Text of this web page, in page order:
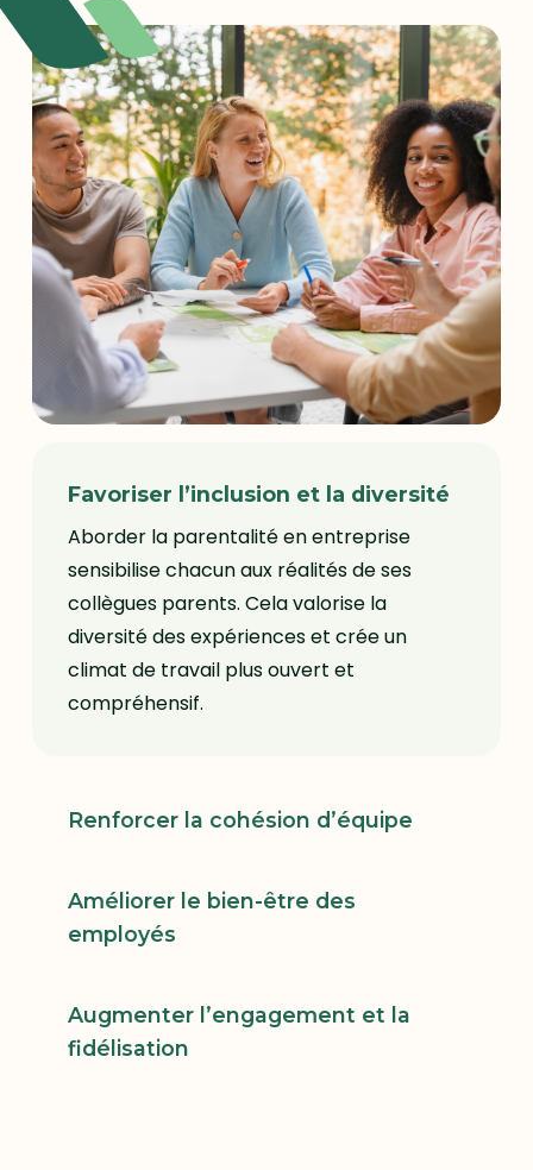
Favoriser l’inclusion et la diversité
Aborder la parentalité en entreprise
sensibilise chacun aux réalités de ses
collègues parents. Cela valorise la
diversité des expériences et crée un
climat de travail plus ouvert et
compréhensif.
Renforcer la cohésion d’équipe
Améliorer le bien-être des
employés
Augmenter l’engagement et la
fidélisation